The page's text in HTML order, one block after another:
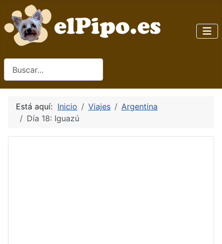
Está aquí: Inicio Viajes
Argentina
Día 18: Iguazú